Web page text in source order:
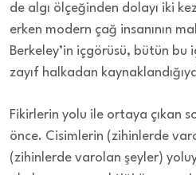
de algı ölçeğinden dolayı iki
erken modern çağ insanının
Berkeley’in içgörüsü, bütün bu
zayıf halkadan
Fikirlerin yolu ile ortaya çıkan
önce. Cisimlerin (zihinlerde
(zihinlerde varolan şeyler)